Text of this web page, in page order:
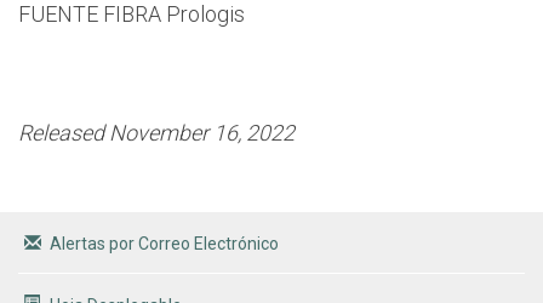
FUENTE FIBRA Prologis
Released November 16, 2022
Alertas por Correo Electrónico